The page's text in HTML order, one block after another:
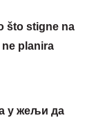
što stigne na
planira
у жељи да